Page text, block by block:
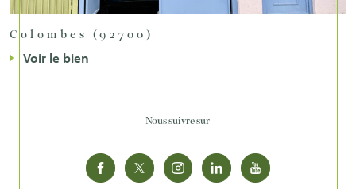
Colombes (92700)
Voir le bien
Nous suivre sur